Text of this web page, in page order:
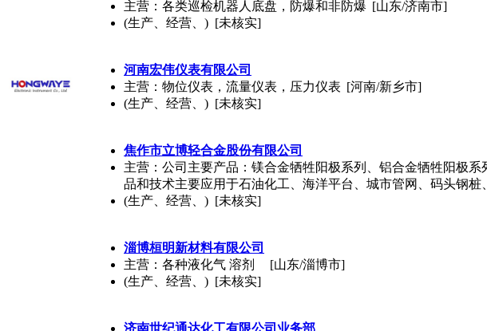
主营：各类巡检机器人底盘，防爆和非防爆
(生产、经营、) [未核实]
[山东/济南市]
河南宏伟仪表有限公司
主营：物位仪表，流量仪表，压力仪表
(生产、经营、) [未核实]
[河南/新乡市]
焦作市立博轻合金股份有限公司
主营：公司主要产品：镁合金牺牲阳极系列、铝合金牺牲阳极
品和技术主要应用于石油化工、海洋平台、城市管网、码头钢桩
(生产、经营、) [未核实]
淄博桓明新材料有限公司
主营：各种液化气 溶剂
(生产、经营、) [未核实]
[山东/淄博市]
济南世纪通达化工有限公司业务部